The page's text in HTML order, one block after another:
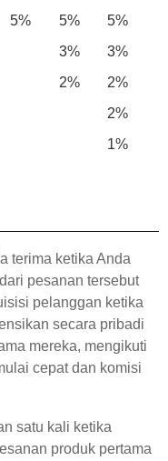
5% 5%
5%
3%
3%
2%
2%
2%
1%
terima ketika Anda
pesanan tersebut
pelanggan ketika
secara pribadi
mereka, mengikuti
cepat dan komisi
satu kali ketika
produk pertama